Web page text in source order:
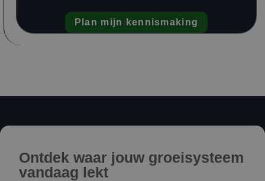
Plan mijn kennismaking
Ontdek waar jouw groeisysteem
vandaag lekt